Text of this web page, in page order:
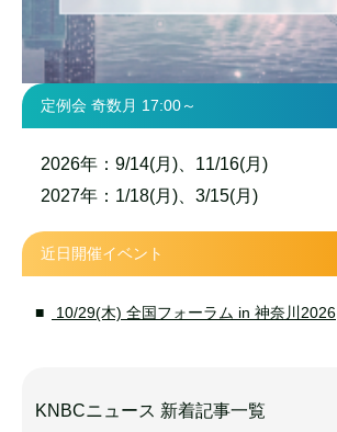
定例会 奇数月 17:00～
2026年：9/14(月)、11/16(月)
2027年：1/18(月)、3/15(月)
近日開催イベント
10/29(木) 全国フォーラム in 神奈川2026
KNBCニュース 新着記事一覧